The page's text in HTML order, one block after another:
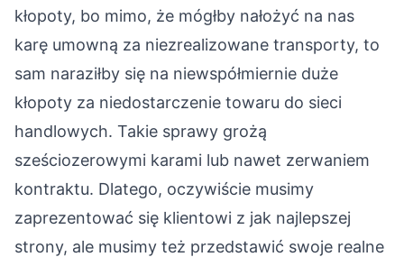
kłopoty, bo mimo, że mógłby nałożyć na nas
karę umowną za niezrealizowane transporty, to
sam naraziłby się na niewspółmiernie duże
kłopoty za niedostarczenie towaru do sieci
handlowych. Takie sprawy grożą
sześciozerowymi karami lub nawet zerwaniem
kontraktu. Dlatego, oczywiście musimy
zaprezentować się klientowi z jak najlepszej
strony, ale musimy też przedstawić swoje realne